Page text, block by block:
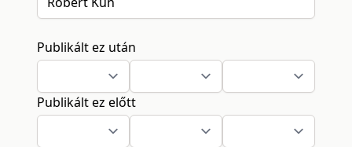
Publikált ez után
Publikált ez előtt